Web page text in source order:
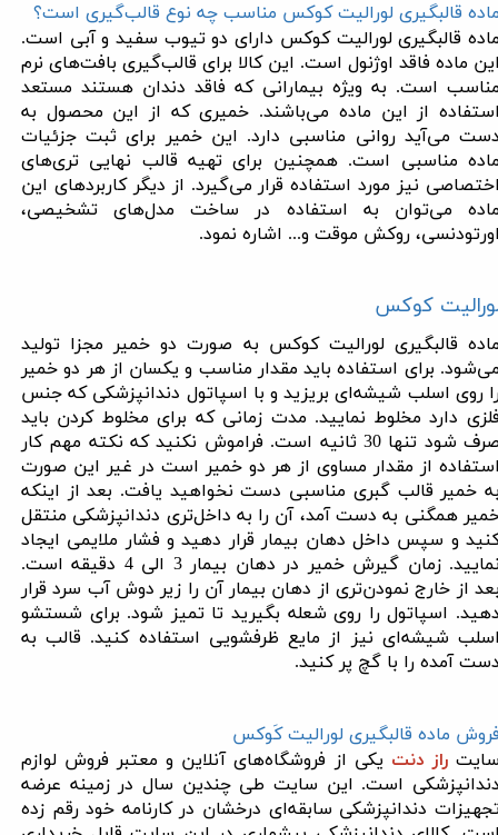
قالبگیری لورالیت کوکس مناسب چه نوع قالب‌گیری است؟
قالبگیری لورالیت کوکس دارای دو تیوب سفید و آبی است.
ماده فاقد اوژنول است. این کالا برای قالب‌گیری بافت‌های نرم
است. به ویژه بیمارانی که فاقد دندان هستند مستعد
از این ماده می‌باشند. خمیری که از این محصول به
می‌آید روانی مناسبی دارد. این خمیر برای ثبت جزئیات
مناسبی است. همچنین برای تهیه قالب نهایی تری‌های
نیز مورد استفاده قرار می‌گیرد. از دیگر کاربردهای این
می‌توان به استفاده در ساخت مدل‌های تشخیصی،
روکش موقت و... اشاره نمود.
کوکس
قالبگیری لورالیت کوکس به صورت دو خمیر مجزا تولید
برای استفاده باید مقدار مناسب و یکسان از هر دو خمیر
روی اسلب شیشه‌ای بریزید و با اسپاتول دندانپزشکی که جنس
دارد مخلوط نمایید. مدت زمانی که برای مخلوط کردن باید
صرف شود تنها 30 ثانیه است. فراموش نکنید که نکته مهم کار
از مقدار مساوی از هر دو خمیر است در غیر این صورت
خمیر قالب گبری مناسبی دست نخواهید یافت. بعد از اینکه
همگنی به دست آمد، آن را به داخل‌تری دندانپزشکی منتقل
و سپس داخل دهان بیمار قرار دهید و فشار ملایمی ایجاد
نمایید. زمان گیرش خمیر در دهان بیمار 3 الی 4 دقیقه است.
از خارج نمودن‌تری از دهان بیمار آن را زیر دوش آب سرد قرار
اسپاتول را روی شعله بگیرید تا تمیز شود. برای شستشو
شیشه‌ای نیز از مایع ظرفشویی استفاده کنید. قالب به
آمده را با گچ پر کنید.
ماده قالبگیری لورالیت کَوکس
راز دنت یکی از فروشگاه‌های آنلاین و معتبر فروش لوازم
است. این سایت طی چندین سال در زمینه عرضه
دندانپزشکی سابقه‌ای درخشان در کارنامه خود رقم زده